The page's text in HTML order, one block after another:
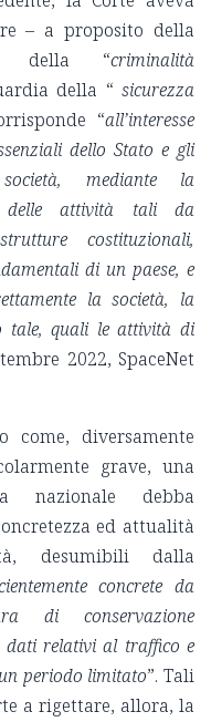
– a proposito della
della “criminalità
della “ sicurezza
“all’interesse
dello Stato e gli
mediante la
delle attività tali da
costituzionali,
di un paese, e
la società, la
tale, quali le attività di
2022, SpaceNet
come, diversamente
grave, una
nazionale debba
ed attualità
desumibili dalla
concrete da
di conservazione
dati relativi al traffico e
periodo limitato”. Tali
a rigettare, allora, la